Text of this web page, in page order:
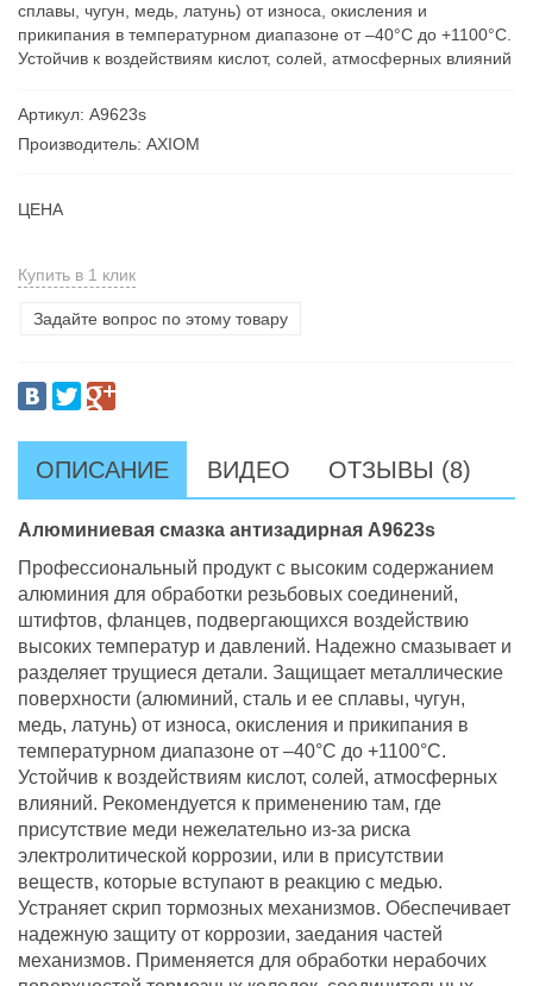
сплавы, чугун, медь, латунь) от износа, окисления и
прикипания в температурном диапазоне от –40°С до +1100°С.
Устойчив к воздействиям кислот, солей, атмосферных влияний
Артикул: А9623s
Производитель: AXIOM
ЦЕНА
Купить в 1 клик
Задайте вопрос по этому товару
ОПИСАНИЕ ВИДЕО ОТЗЫВЫ (8)
Алюминиевая смазка антизадирная А9623s
Профессиональный продукт с высоким содержанием
алюминия для обработки резьбовых соединений,
штифтов, фланцев, подвергающихся воздействию
высоких температур и давлений. Надежно смазывает и
разделяет трущиеся детали. Защищает металлические
поверхности (алюминий, сталь и ее сплавы, чугун,
медь, латунь) от износа, окисления и прикипания в
температурном диапазоне от –40°С до +1100°С.
Устойчив к воздействиям кислот, солей, атмосферных
влияний. Рекомендуется к применению там, где
присутствие меди нежелательно из-за риска
электролитической коррозии, или в присутствии
веществ, которые вступают в реакцию с медью.
Устраняет скрип тормозных механизмов. Обеспечивает
надежную защиту от коррозии, заедания частей
механизмов. Применяется для обработки нерабочих